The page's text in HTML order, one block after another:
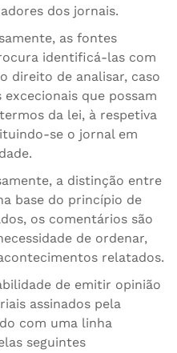
dos jornais.
as fontes
identificá-las com
direito de analisar, caso
que possam
da lei, à respetiva
se o jornal em
a distinção entre
base do princípio de
os comentários são
de ordenar,
relatados.
de emitir opinião
assinados pela
com uma linha
seguintes